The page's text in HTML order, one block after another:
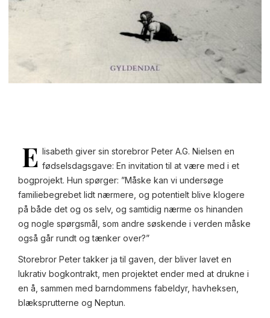
E lisabeth giver sin storebror Peter A.G. Nielsen en
fødselsdagsgave: En invitation til at være med i et
bogprojekt. Hun spørger: ”Måske kan vi undersøge
familiebegrebet lidt nærmere, og potentielt blive klogere
på både det og os selv, og samtidig nærme os hinanden
og nogle spørgsmål, som andre søskende i verden måske
også går rundt og tænker over?”
Storebror Peter takker ja til gaven, der bliver lavet en
lukrativ bogkontrakt, men projektet ender med at drukne i
en å, sammen med barndommens fabeldyr, havheksen,
blæksprutterne og Neptun.